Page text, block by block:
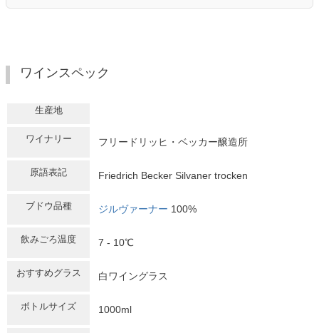
ワインスペック
生産地
ワイナリー フリードリッヒ・ベッカー醸造所
原語表記 Friedrich Becker Silvaner trocken
ブドウ品種 ジルヴァーナー 100%
飲みごろ温度 7 - 10℃
おすすめグラス 白ワイングラス
ボトルサイズ 1000ml